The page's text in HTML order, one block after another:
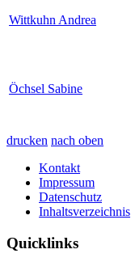
Wittkuhn Andrea
Öchsel Sabine
drucken nach oben
Kontakt
Impressum
Datenschutz
Inhaltsverzeichnis
Quicklinks